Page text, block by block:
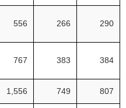
556 266 290
767 383 384
1,556 749 807